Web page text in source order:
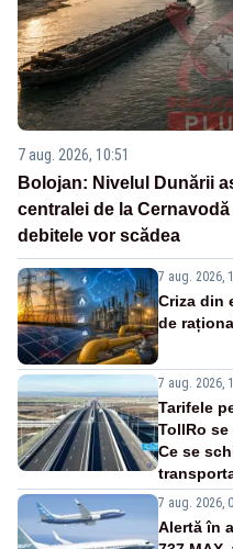
7 aug. 2026, 10:51
Bolojan: Nivelul Dunării
centralei de la
debitele vor scădea
7 aug. 2026,
Criza din
de
7 aug. 2026,
Tarifele
TollRo se
Ce se
7 aug. 2026,
Alertă în